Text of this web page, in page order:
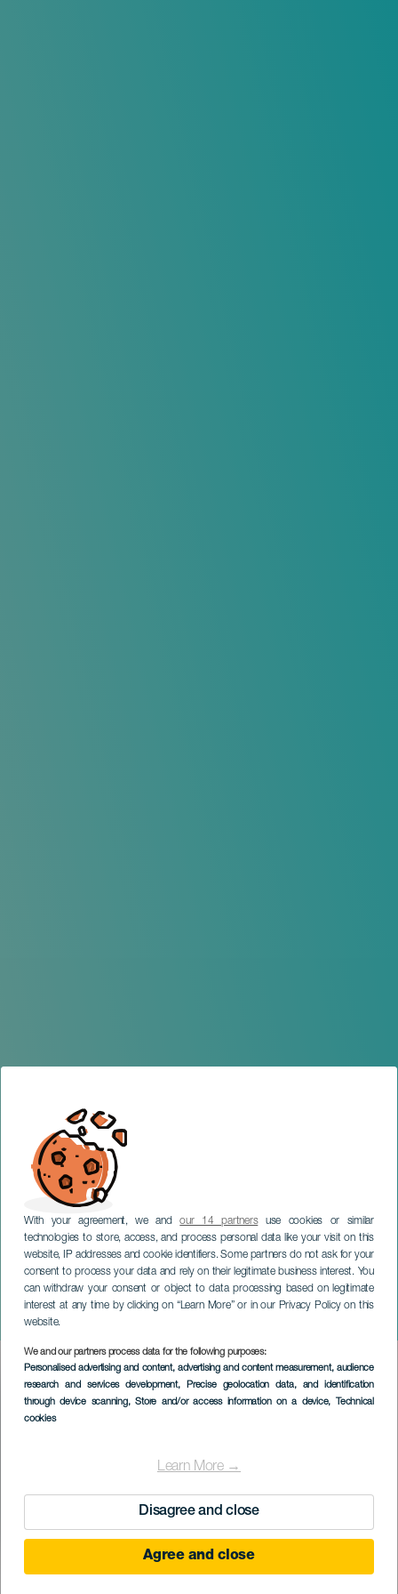
With your agreement, we andour 14 partnersuse cookies or similar
technologies to store, access, and process personal data like your visit on this
website, IP addresses and cookie identifiers. Some partners do not ask for your
consent to process your data and rely on their legitimate business interest. You
can withdraw your consent or object to data processing based on legitimate
interest at any time by clicking on “Learn More” or in our Privacy Policy on this
website.
We and our partners process data for the following purposes:
Personalised advertising and content, advertising and content measurement, audience
research and services development, Precise geolocation data, and identification
through device scanning, Store and/or access information on a device, Technical
cookies
Learn More →
Disagree and close
Agree and close
Mikel Bermejo: Eureka
GRAN CANARIA
Imagen
Listado